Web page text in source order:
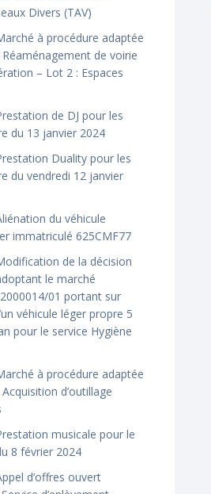
Divers (TAV)
à procédure adaptée
Réaménagement de voirie
– Lot 2 : Espaces
de DJ pour les
du 13 janvier 2024
Duality pour les
du vendredi 12 janvier
du véhicule
immatriculé 625CMF77
de la décision
le marché
01 portant sur
véhicule léger propre 5
pour le service Hygiène
à procédure adaptée
d’outillage
musicale pour le
8 février 2024
d’offres ouvert